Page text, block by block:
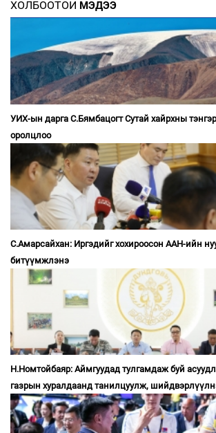
ХОЛБООТОЙ МЭДЭЭ
УИХ-ын дарга С.Бямбацогт Сутай хайрхны
оролцлоо
С.Амарсайхан: Иргэдийг хохироосон ААН-ийн
битүүмжлэнэ
Н.Номтойбаяр: Аймгуудад тулгамдаж буй
газрын хуралдаанд танилцуулж,